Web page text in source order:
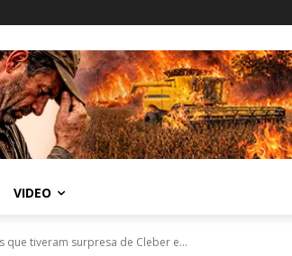
VIDEO
tiveram surpresa de Cleber e...